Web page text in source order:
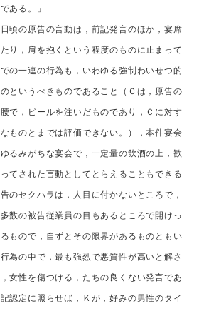
ある。」
頃の原告の言動は，前記発言のほか，宴席
り，肩を抱くという程度のものに止まって
の一連の行為も，いわゆる強制わいせつ的
というべきものであること（Ｃは，原告の
で，ビールを注いだものであり，Ｃに対す
ものとまでは評価できない。），本件宴会
るみがちな宴会で，一定量の飲酒の上，歓
てされた言動としてとらえることもできる
のセクハラは，人目に付かないところで，
数の被告従業員の目もあるところで開けっ
もので，自ずとその限界があるものともい
為の中で，最も強烈で悪質性が高いと解さ
女性を傷つける，たちの良くない発言であ
認定に照らせば，Ｋが，好みの男性のタイ